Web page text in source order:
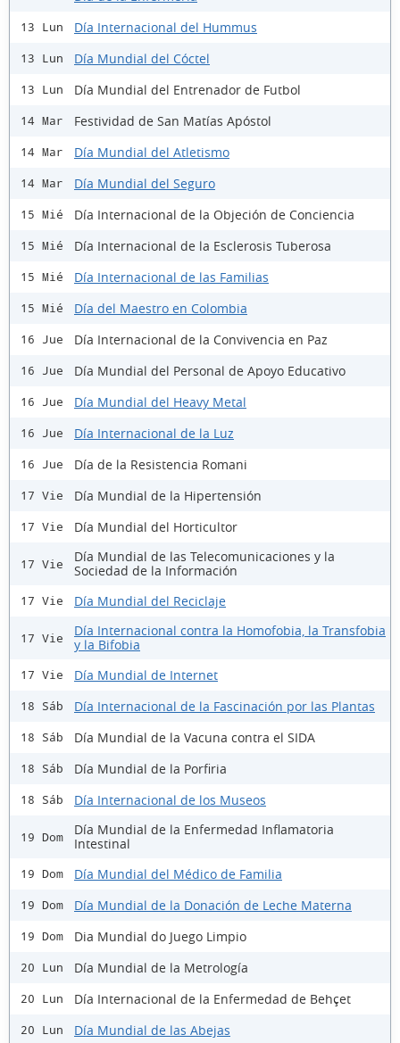
13 Lun Día Internacional del Hummus
13 Lun Día Mundial del Cóctel
13 Lun Día Mundial del Entrenador de Futbol
14 Mar Festividad de San Matías Apóstol
14 Mar Día Mundial del Atletismo
14 Mar Día Mundial del Seguro
15 Mié Día Internacional de la Objeción de Conciencia
15 Mié Día Internacional de la Esclerosis Tuberosa
15 Mié Día Internacional de las Familias
15 Mié Día del Maestro en Colombia
16 Jue Día Internacional de la Convivencia en Paz
16 Jue Día Mundial del Personal de Apoyo Educativo
16 Jue Día Mundial del Heavy Metal
16 Jue Día Internacional de la Luz
16 Jue Día de la Resistencia Romani
17 Vie Día Mundial de la Hipertensión
17 Vie Día Mundial del Horticultor
17 Vie
Día Mundial de las Telecomunicaciones y la
Sociedad de la Información
17 Vie Día Mundial del Reciclaje
17 Vie
Día Internacional contra la Homofobia, la Transfobia
y la Bifobia
17 Vie Día Mundial de Internet
18 Sáb Día Internacional de la Fascinación por las Plantas
18 Sáb Día Mundial de la Vacuna contra el SIDA
18 Sáb Día Mundial de la Porfiria
18 Sáb Día Internacional de los Museos
19 Dom
Día Mundial de la Enfermedad Inflamatoria
Intestinal
19 Dom Día Mundial del Médico de Familia
19 Dom Día Mundial de la Donación de Leche Materna
19 Dom Dia Mundial do Juego Limpio
20 Lun Día Mundial de la Metrología
20 Lun Día Internacional de la Enfermedad de Behçet
20 Lun Día Mundial de las Abejas